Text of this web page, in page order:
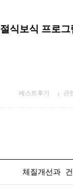
절식보식 프로그
베스트후기 관
체질개선과